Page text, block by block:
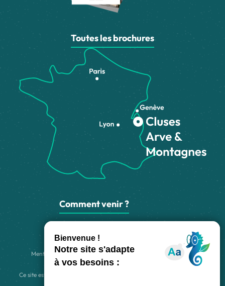
Toutes les brochures
Comment venir ?
Made with
Mentions légales - Politique de confidentialité Plan du site
Accessibilité numérique -
Ce site est protégé par reCAPTCHA. Les